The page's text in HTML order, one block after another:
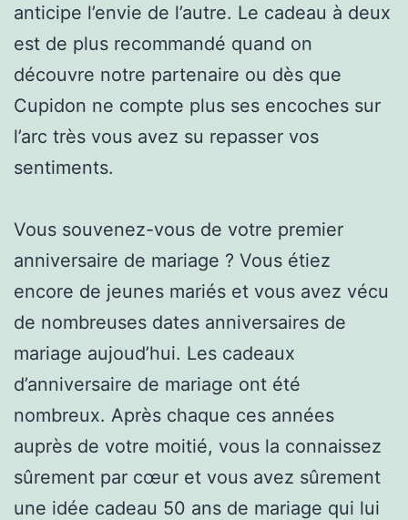
anticipe l’envie de l’autre. Le cadeau à deux
est de plus recommandé quand on
découvre notre partenaire ou dès que
Cupidon ne compte plus ses encoches sur
l’arc très vous avez su repasser vos
sentiments.
Vous souvenez-vous de votre premier
anniversaire de mariage ? Vous étiez
encore de jeunes mariés et vous avez vécu
de nombreuses dates anniversaires de
mariage aujoud’hui. Les cadeaux
d’anniversaire de mariage ont été
nombreux. Après chaque ces années
auprès de votre moitié, vous la connaissez
sûrement par cœur et vous avez sûrement
une idée cadeau 50 ans de mariage qui lui